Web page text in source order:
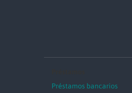
Préstamos bancarios